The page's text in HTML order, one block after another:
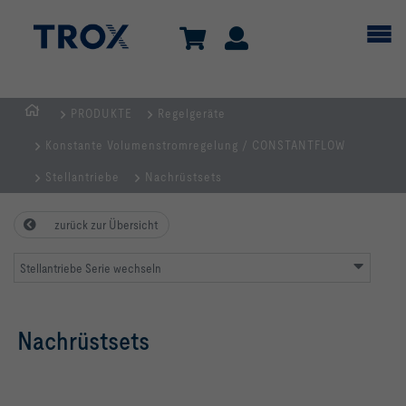
PRODUKTE Regelgeräte
Konstante Volumenstromregelung / CONSTANTFLOW
Stellantriebe Nachrüstsets
zurück zur Übersicht
Stellantriebe Serie wechseln
Nachrüstsets